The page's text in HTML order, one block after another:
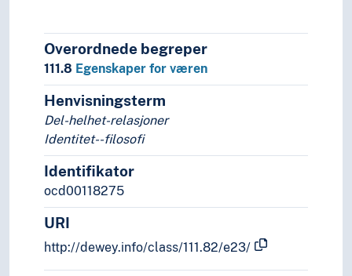
Overordnede begreper
111.8 Egenskaper for væren
Henvisningsterm
Del-helhet-relasjoner
Identitet--filosofi
Identifikator
ocd00118275
URI
http://dewey.info/class/111.82/e23/